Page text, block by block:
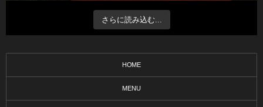
さらに読み込む...
HOME
MENU